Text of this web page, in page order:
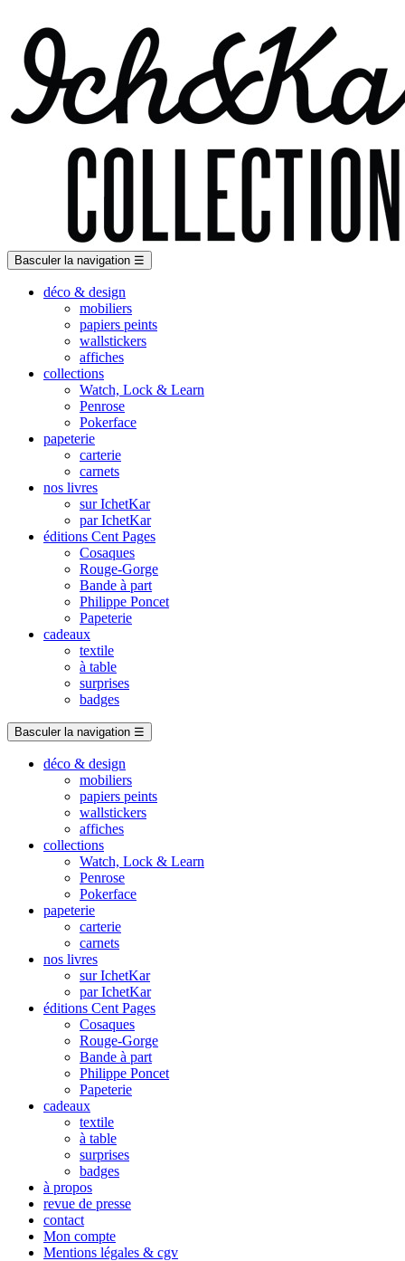
Basculer la navigation ☰
déco & design
mobiliers
papiers peints
wallstickers
affiches
collections
Watch, Lock & Learn
Penrose
Pokerface
papeterie
carterie
carnets
nos livres
sur IchetKar
par IchetKar
éditions Cent Pages
Cosaques
Rouge-Gorge
Bande à part
Philippe Poncet
Papeterie
cadeaux
textile
à table
surprises
badges
Basculer la navigation ☰
déco & design
mobiliers
papiers peints
wallstickers
affiches
collections
Watch, Lock & Learn
Penrose
Pokerface
papeterie
carterie
carnets
nos livres
sur IchetKar
par IchetKar
éditions Cent Pages
Cosaques
Rouge-Gorge
Bande à part
Philippe Poncet
Papeterie
cadeaux
textile
à table
surprises
badges
à propos
revue de presse
contact
Mon compte
Mentions légales & cgv